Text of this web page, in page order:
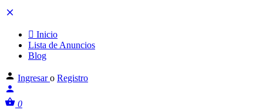
Inicio
Lista de Anuncios
Blog
Ingresaro Registro
0